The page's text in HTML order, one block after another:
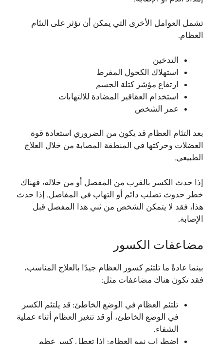
تشمل العوامل الأخرى التي يمكن أن تؤثر على التئام
العظام.
التدخين
استهلاك الكحول المفرط
ارتفاع مؤشر كتلة الجسم
استخدام العقاقير المضادة للالتهابات
عمر الشخص
بعد التئام العظام قد يكون من الضروري استعادة قوة
العضلات وحركتها في المنطقة المصابة من خلال العلاج
الطبيعي.
إذا حدث الكسر بالقرب من المفصل أو من خلاله، فهناك
خطر حدوث تصلب دائم أو التهاب في المفاصل. إذا حدث
هذا، فقد لا يتمكن الشخص من ثني هذا المفصل قبل
الإصابة.
مضاعفات الكسور
بينما عادةً ما تلتئم كسور العظام جيدًا بالعلاج المناسب،
فقد تكون هناك مضاعفات مثل:
تلتئم العظام في الوضع الخاطئ: قد يلتئم الكسر
في الوضع الخاطئ، أو قد تتغير العظام أثناء عملية
الشفاء.
اضطراب نمو العظام: إذا تعطل كسر عظم